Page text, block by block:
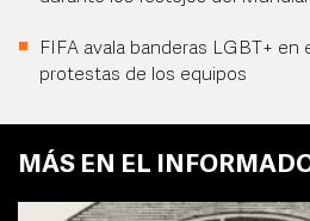
FIFA avala banderas LGBT+ en
protestas de los equipos
MÁS EN EL